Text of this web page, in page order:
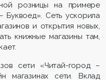
розницы на примере
Буквоед». Сеть ускорила
и открытия новых,
книжные магазины там,
сети «Читай-город –
магазинах сети. Вклад